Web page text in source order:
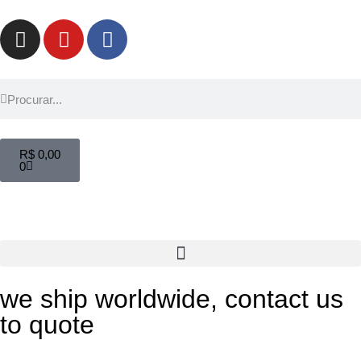
R$ 0,00
0
we ship worldwide, contact us
to quote